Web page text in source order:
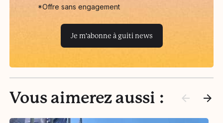
*Offre sans engagement
Je m'abonne à guiti news
Vous aimerez aussi :